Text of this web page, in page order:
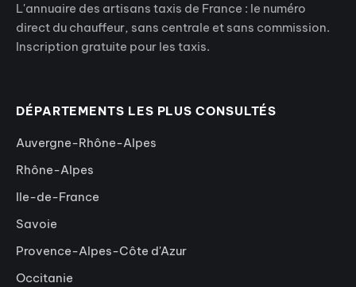
L'annuaire des artisans taxis de France : le numéro
direct du chauffeur, sans centrale et sans commission.
Inscription gratuite pour les taxis.
DÉPARTEMENTS LES PLUS CONSULTÉS
Auvergne-Rhône-Alpes
Rhône-Alpes
Ile-de-France
Savoie
Provence-Alpes-Côte d'Azur
Occitanie